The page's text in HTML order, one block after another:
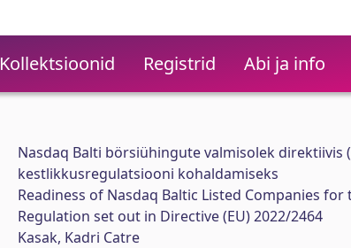
Kollektsioonid Registrid Abi ja info
Nasdaq Balti börsiühingute valmisolek direktiivis
kestlikkusregulatsiooni kohaldamiseks
Readiness of Nasdaq Baltic Listed Companies
Regulation set out in Directive (EU) 2022/2464
Kasak, Kadri Catre